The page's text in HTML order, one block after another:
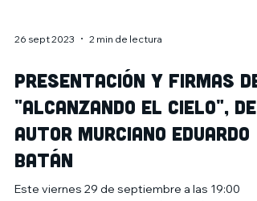
2 min de lectura
Presentación y firmas de
"Alcanzando el cielo", del
autor murciano Eduardo
Batán